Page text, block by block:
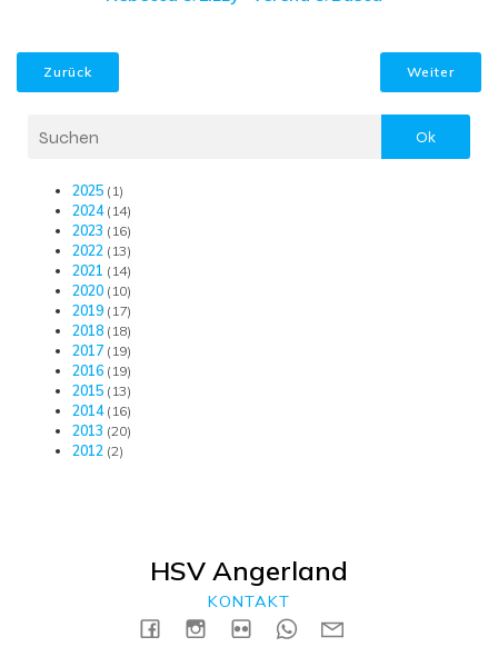
Zurück Weiter
Ok
2025 (1)
2024(14)
2023 (16)
2022 (13)
2021 (14)
2020 (10)
2019 (17)
2018 (18)
2017 (19)
2016 (19)
2015 (13)
2014(16)
2013 (20)
2012 (2)
HSV Angerland
KONTAKT